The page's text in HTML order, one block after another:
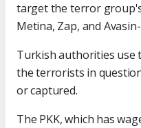
target the terror
Metina, Zap, and
Turkish authorities use
the terrorists in
or captured.
The PKK, which has